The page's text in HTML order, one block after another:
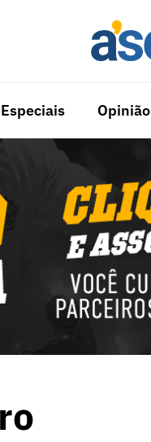
Especiais Opinião